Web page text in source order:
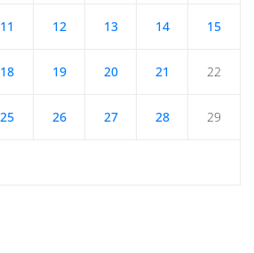
11 12 13 14 15
18 19 20 21 22
25 26 27 28 29